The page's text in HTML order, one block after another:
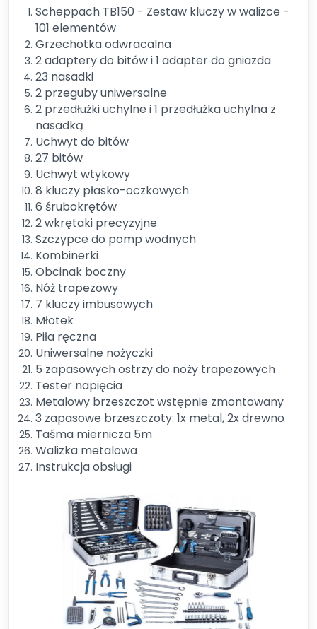
Scheppach TB150 - Zestaw kluczy w walizce -
101 elementów
Grzechotka odwracalna
2 adaptery do bitów i 1 adapter do gniazda
23 nasadki
2 przeguby uniwersalne
2 przedłużki uchylne i 1 przedłużka uchylna z
nasadką
Uchwyt do bitów
27 bitów
Uchwyt wtykowy
8 kluczy płasko-oczkowych
6 śrubokrętów
2 wkrętaki precyzyjne
Szczypce do pomp wodnych
Kombinerki
Obcinak boczny
Nóż trapezowy
7 kluczy imbusowych
Młotek
Piła ręczna
Uniwersalne nożyczki
5 zapasowych ostrzy do noży trapezowych
Tester napięcia
Metalowy brzeszczot wstępnie zmontowany
3 zapasowe brzeszczoty: 1x metal, 2x drewno
Taśma miernicza 5m
Walizka metalowa
Instrukcja obsługi